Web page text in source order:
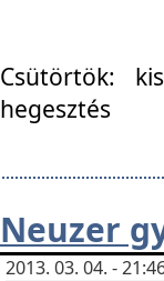
Csütörtök:
hegesztés
Neuzer
2013. 03. 04. -